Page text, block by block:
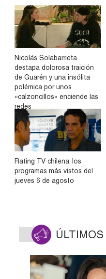
Nicolás Solabarrieta
destapa dolorosa traición
de Guarén y una insólita
polémica por unos
«calzoncillos» enciende las
redes
Rating TV chilena: los
programas más vistos del
jueves 6 de agosto
ÚLTIMOS